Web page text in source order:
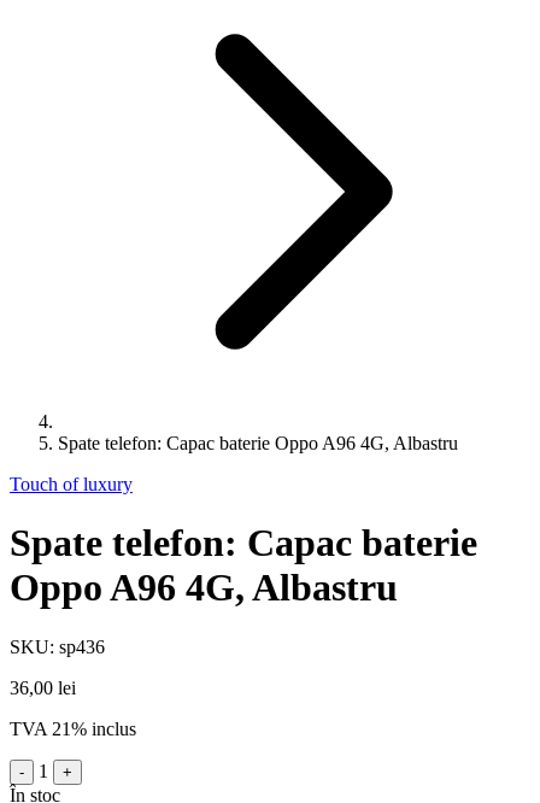
Spate telefon: Capac baterie Oppo A96 4G, Albastru
Touch of luxury
Spate telefon: Capac baterie
Oppo A96 4G, Albastru
SKU: sp436
36,00 lei
TVA 21% inclus
- 1 +
În stoc